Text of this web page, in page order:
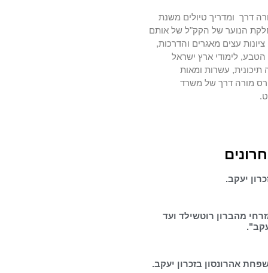
דרך ומדריך טיולים משנת
הנוער של הקק"ל של אותם
עצים מאגרים והדרכות,
לימודי ארץ ישראל
תיכונית, עשרות ומאות
מורה דרך של משרד
יעקב.
מהברון רוטשילד ועד
אהרונסון בזכרון יעקב.